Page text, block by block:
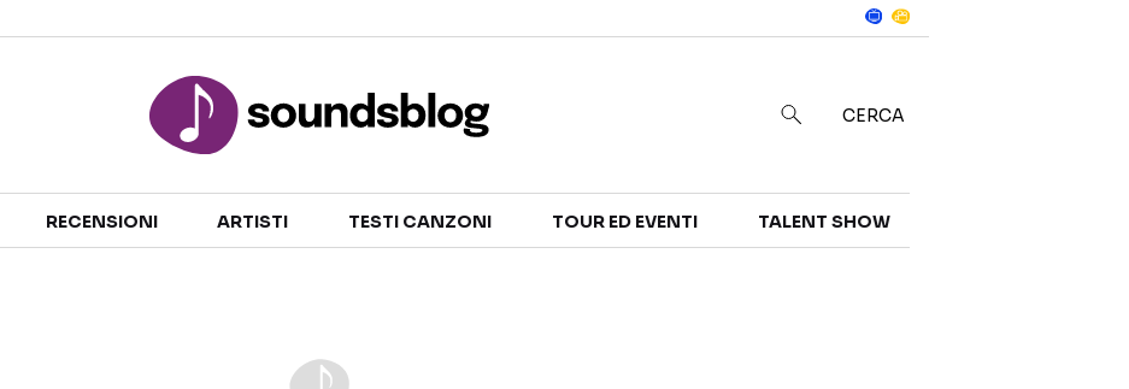
TALENT SHOW
CERCA
RECENSIONI ARTISTI TESTI CANZONI TOUR ED EVENTI TALENT SHOW